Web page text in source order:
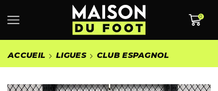
0
ACCUEIL LIGUES CLUB ESPAGNOL